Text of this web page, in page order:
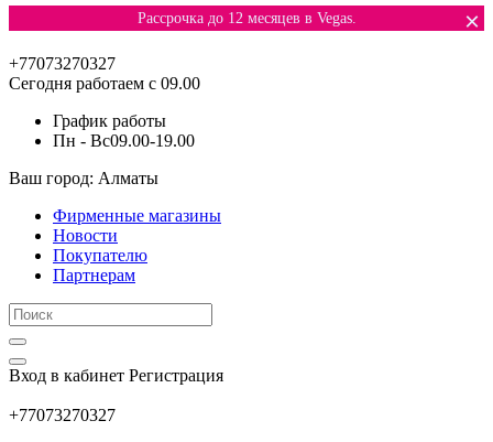
Рассрочка до 12 месяцев в Vegas. ×
+77073270327
Сегодня работаем с 09.00
График работы
Пн - Вс09.00-19.00
Ваш город: Алматы
Фирменные магазины
Новости
Покупателю
Партнерам
Вход в кабинет Регистрация
+77073270327